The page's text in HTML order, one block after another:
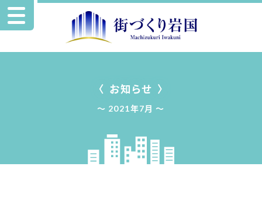
お知らせ
2021年7月